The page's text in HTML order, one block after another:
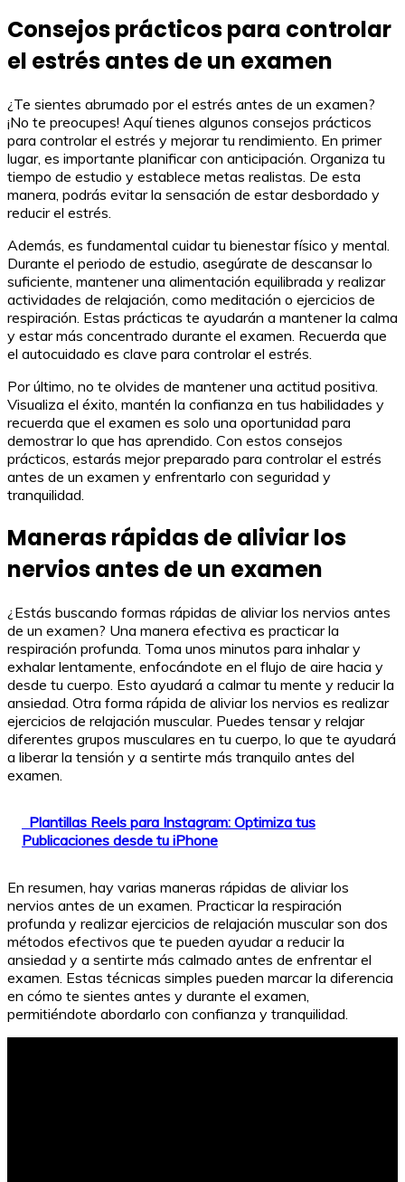
Consejos prácticos para controlar
el estrés antes de un examen
¿Te sientes abrumado por el estrés antes de un examen?
¡No te preocupes! Aquí tienes algunos consejos prácticos
para controlar el estrés y mejorar tu rendimiento. En primer
lugar, es importante planificar con anticipación. Organiza tu
tiempo de estudio y establece metas realistas. De esta
manera, podrás evitar la sensación de estar desbordado y
reducir el estrés.
Además, es fundamental cuidar tu bienestar físico y mental.
Durante el periodo de estudio, asegúrate de descansar lo
suficiente, mantener una alimentación equilibrada y realizar
actividades de relajación, como meditación o ejercicios de
respiración. Estas prácticas te ayudarán a mantener la calma
y estar más concentrado durante el examen. Recuerda que
el autocuidado es clave para controlar el estrés.
Por último, no te olvides de mantener una actitud positiva.
Visualiza el éxito, mantén la confianza en tus habilidades y
recuerda que el examen es solo una oportunidad para
demostrar lo que has aprendido. Con estos consejos
prácticos, estarás mejor preparado para controlar el estrés
antes de un examen y enfrentarlo con seguridad y
tranquilidad.
Maneras rápidas de aliviar los
nervios antes de un examen
¿Estás buscando formas rápidas de aliviar los nervios antes
de un examen? Una manera efectiva es practicar la
respiración profunda. Toma unos minutos para inhalar y
exhalar lentamente, enfocándote en el flujo de aire hacia y
desde tu cuerpo. Esto ayudará a calmar tu mente y reducir la
ansiedad. Otra forma rápida de aliviar los nervios es realizar
ejercicios de relajación muscular. Puedes tensar y relajar
diferentes grupos musculares en tu cuerpo, lo que te ayudará
a liberar la tensión y a sentirte más tranquilo antes del
examen.
Plantillas Reels para Instagram: Optimiza tus
Publicaciones desde tu iPhone
En resumen, hay varias maneras rápidas de aliviar los
nervios antes de un examen. Practicar la respiración
profunda y realizar ejercicios de relajación muscular son dos
métodos efectivos que te pueden ayudar a reducir la
ansiedad y a sentirte más calmado antes de enfrentar el
examen. Estas técnicas simples pueden marcar la diferencia
en cómo te sientes antes y durante el examen,
permitiéndote abordarlo con confianza y tranquilidad.